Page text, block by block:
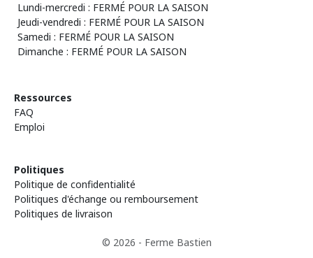
Lundi-mercredi : FERMÉ POUR LA SAISON
Jeudi-vendredi : FERMÉ POUR LA SAISON
Samedi : FERMÉ POUR LA SAISON
Dimanche : FERMÉ POUR LA SAISON
Ressources
FAQ
Emploi
Politiques
Politique de confidentialité
Politiques d'échange ou remboursement
Politiques de livraison
© 2026 - Ferme Bastien